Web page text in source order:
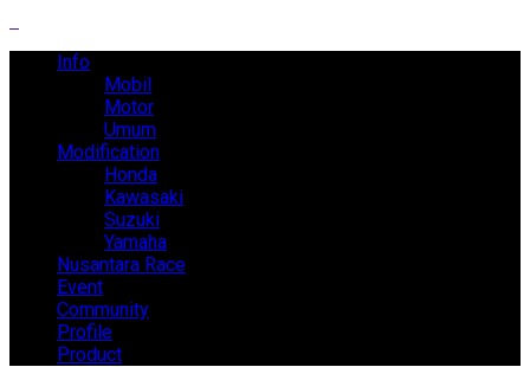
Info
Mobil
Motor
Umum
Modification
Honda
Kawasaki
Suzuki
Yamaha
Nusantara Race
Event
Community
Profile
Product